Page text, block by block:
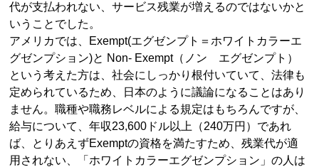
代が支払われない、サービス残業が増えるのではないかと
いうことでした。
アメリカでは、Exempt(エグゼンプト＝ホワイトカラーエ
グゼンプション)と Non- Exempt（ノン エグゼンプト）
という考えた方は、社会にしっかり根付いていて、法律も
定められているため、日本のように議論になることはあり
ません。職種や職務レベルによる規定はもちろんですが、
給与について、年収23,600ドル以上（240万円）であれ
ば、とりあえずExemptの資格を満たすため、残業代が適
用されない、「ホワイトカラーエグゼンプション」の人は